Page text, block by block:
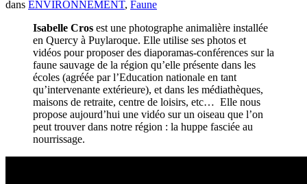
dans ENVIRONNEMENT, Faune
Isabelle Cros est une photographe animalière installée
en Quercy à Puylaroque. Elle utilise ses photos et
vidéos pour proposer des diaporamas-conférences sur la
faune sauvage de la région qu’elle présente dans les
écoles (agréée par l’Education nationale en tant
qu’intervenante extérieure), et dans les médiathèques,
maisons de retraite, centre de loisirs, etc… Elle nous
propose aujourd’hui une vidéo sur un oiseau que l’on
peut trouver dans notre région : la huppe fasciée au
nourrissage.